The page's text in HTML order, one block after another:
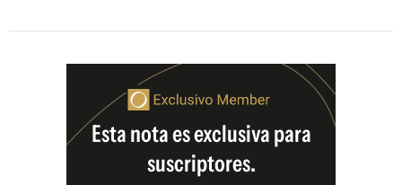
Esta nota es exclusiva para
suscriptores.